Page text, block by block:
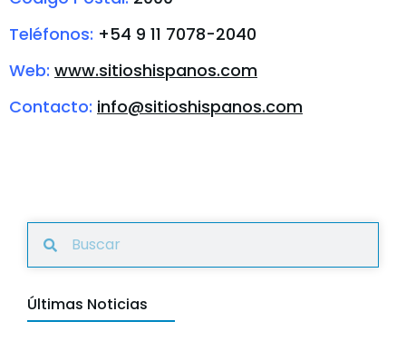
Teléfonos: +54 9 11 7078-2040
Web: www.sitioshispanos.com
Contacto: info@sitioshispanos.com
Últimas Noticias